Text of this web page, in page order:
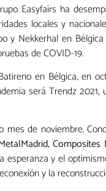
Easyfairs ha
locales y
y Nekkerhal en
de COVID-19.
en Bélgica, en
será Trendz
de noviembre.
y el
y la